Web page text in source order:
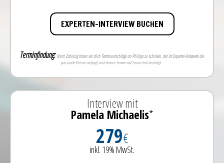
EXPERTEN-INTERVIEW BUCHEN
Terminfindung:Nach Zahlung bitten wir dich Terminvorschläge an Philipp zu schicken, der im Experten-Netzwerk die
passende Person anfragt und deinen Termin mit Zoom-Link bestätigt.
Interview mit
Pamela Michaelis*
279€
inkl. 19% MwSt.